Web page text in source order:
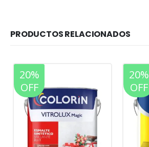
PRODUCTOS RELACIONADOS
20%
OFF
20%
OFF